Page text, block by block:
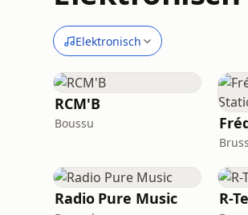
Elektronisch
RCM'B
Boussu
Radio Pure Music R-